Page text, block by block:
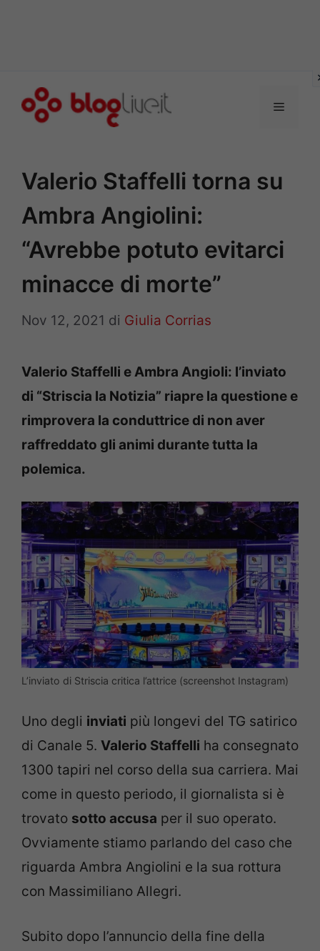
Menu
Valerio Staffelli torna su
Ambra Angiolini:
“Avrebbe potuto evitarci
minacce di morte”
Nov 12, 2021 di Giulia Corrias
Valerio Staffelli e Ambra Angioli: l’inviato
di “Striscia la Notizia” riapre la questione e
rimprovera la conduttrice di non aver
raffreddato gli animi durante tutta la
polemica.
L’inviato di Striscia critica l’attrice (screenshot Instagram)
Uno degli inviati più longevi del TG satirico
di Canale 5. Valerio Staffelli ha consegnato
1300 tapiri nel corso della sua carriera. Mai
come in questo periodo, il giornalista si è
trovato sotto accusa per il suo operato.
Ovviamente stiamo parlando del caso che
riguarda Ambra Angiolini e la sua rottura
con Massimiliano Allegri.
Subito dopo l’annuncio della fine della